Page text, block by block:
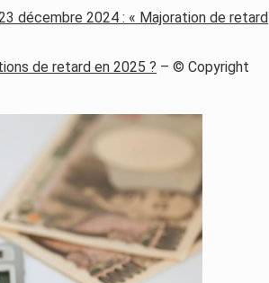
décembre 2024 : « Majoration de retard
de retard en 2025 ? – © Copyright